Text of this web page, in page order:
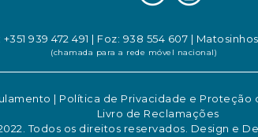
939 472 491 | Foz: 938 554 607 |
(chamada para a rede móvel nacional)
| Política de Privacidade e Proteção
Livro de Reclamações
Todos os direitos reservados. Design e